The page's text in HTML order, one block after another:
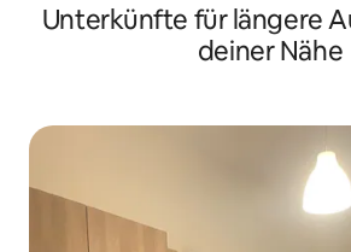
Unterkünfte für längere
deiner Nähe